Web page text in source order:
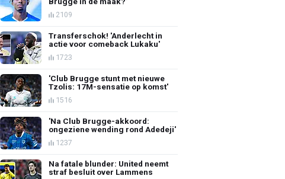
2109
Transferschok! 'Anderlecht in
actie voor comeback Lukaku'
1723
'Club Brugge stunt met nieuwe
Tzolis: 17M-sensatie op komst'
1516
'Na Club Brugge-akkoord:
ongeziene wending rond Adedeji'
1237
Na fatale blunder: United neemt
straf besluit over Lammens